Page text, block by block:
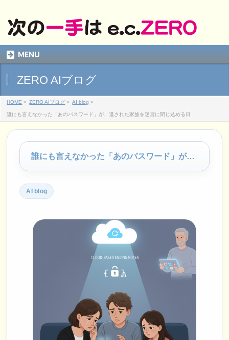
MENU
ZERO AIブログ
HOME » ZERO AIブログ » AI blog »
誰にも言えなかった「あのパスワード」が、遺された家族を迷宮に閉じ込める日
誰にも言えなかった「あのパスワード」が、遺された家族を迷宮に閉じ込める日
AI blog